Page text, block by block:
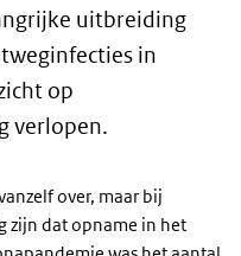
uitbreiding
in
op
verlopen.
over, maar bij
zijn dat opname in het